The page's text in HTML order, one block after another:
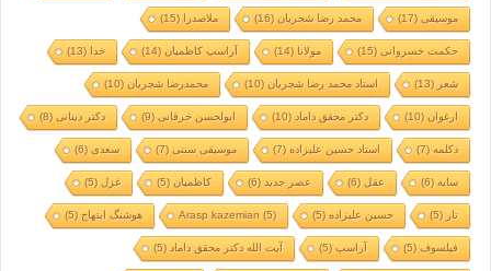
موسیقی(17) محمد رضا شجریان(16) ملاصدرا (15)
حکمت خسروانی(15) مولانا (14) آراسپ کاظمیان(14) خدا (13)
شعر (13) استاد محمد رضا شجریان(10) محمدرضا شجریان(10)
ارغوان(10) دکتر محقق داماد(10) ابولحسن خرقانی(9) دکتر دینانی(8)
دکلمه(7) استاد حسین علیزاده(7) موسیقی سنتی(7) سعدی(6)
سایه(6) عقل(6) عصر جدید(6) کاظمیان(5) غزل(5)
تار (5) حسین علیزاده(5)
Arasp kazemian (5) هوشنگ ابتهاج(5)
فیلسوف(5) آراسپ(5) آیت الله دکتر محقق داماد(5)